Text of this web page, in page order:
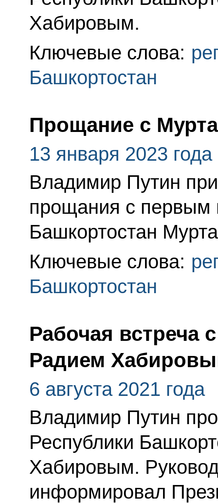
Хабировым.
Ключевые слова:
Башкортостан
Прощание с
13 января 2023 года
Владимир Путин
прощания с первым
Башкортостан
Ключевые слова:
Башкортостан
Рабочая встреча
Радием
6 августа 2021 года
Владимир Путин
Республики
Хабировым.
информировал